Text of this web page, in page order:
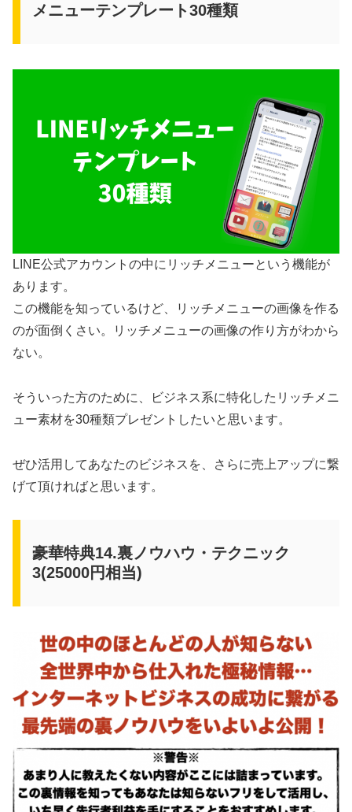
メニューテンプレート30種類
LINE公式アカウントの中にリッチメニューという機能が
あります。
この機能を知っているけど、リッチメニューの画像を作る
のが面倒くさい。リッチメニューの画像の作り方がわから
ない。
そういった方のために、ビジネス系に特化したリッチメニ
ュー素材を30種類プレゼントしたいと思います。
ぜひ活用してあなたのビジネスを、さらに売上アップに繋
げて頂ければと思います。
豪華特典14.裏ノウハウ・テクニック
3(25000円相当)